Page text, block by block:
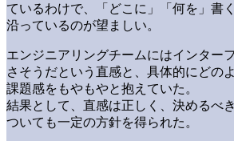
ているわけで、「どこに」「何を」書
沿っているのが望ましい。
エンジニアリングチームにはインター
さそうだという直感と、具体的にどの
課題感をもやもやと抱えていた。
結果として、直感は正しく、決めるべ
ついても一定の方針を得られた。